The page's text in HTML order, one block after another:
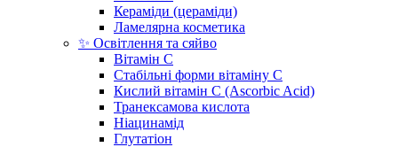
Кераміди (цераміди)
Ламелярна косметика
✨ Освітлення та сяйво
Вітамін С
Стабільні форми вітаміну С
Кислий вітамін С (Ascorbic Acid)
Транексамова кислота
Ніацинамід
Глутатіон